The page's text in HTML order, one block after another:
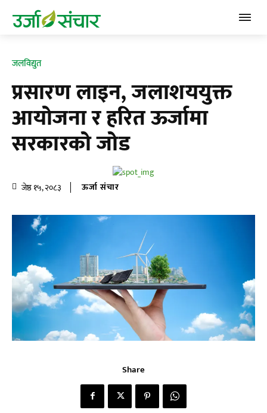
जलविद्युत
प्रसारण लाइन, जलाशययुक्त
आयोजना र हरित ऊर्जामा
सरकारको जोड
जेष्ठ १५, २०८३ ऊर्जा संचार
Share